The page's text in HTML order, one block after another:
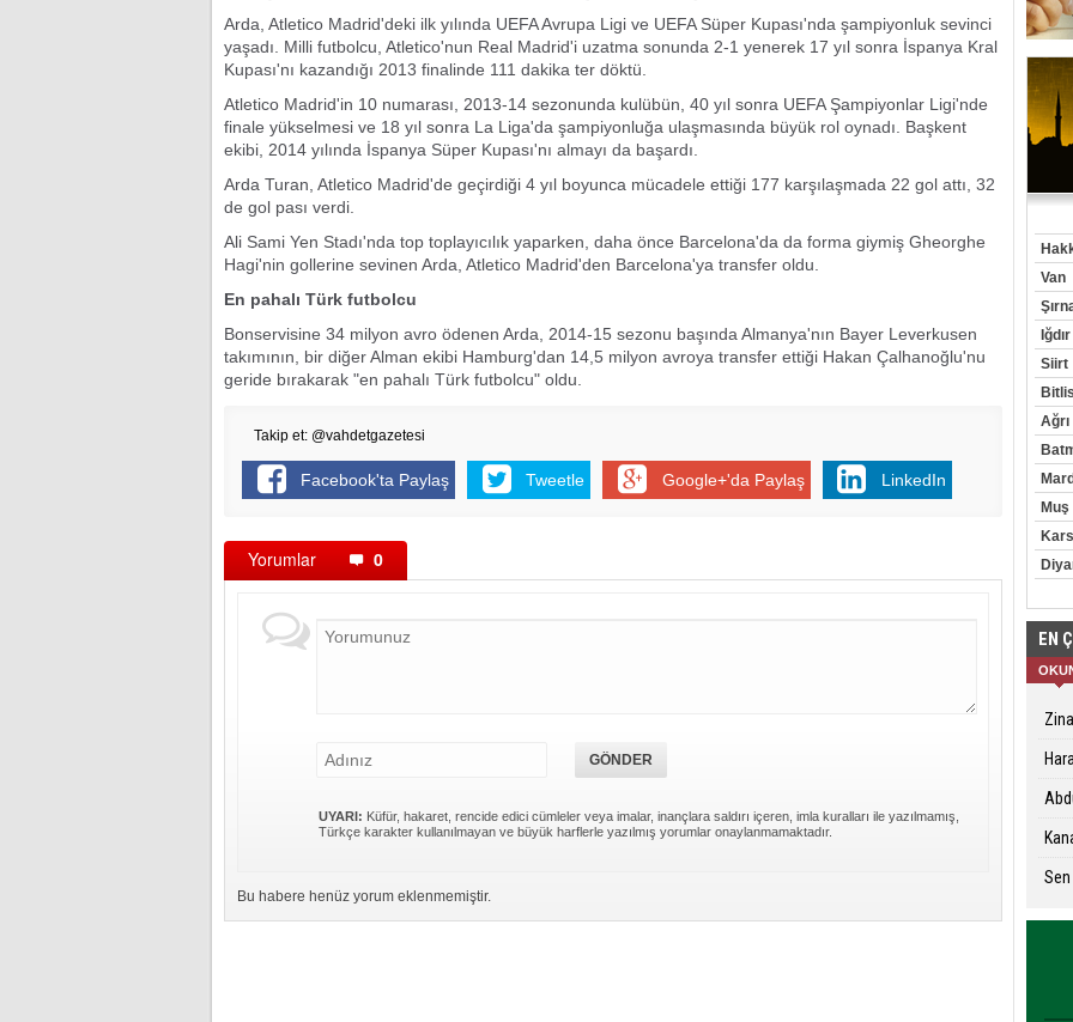
Arda, Atletico Madrid'deki ilk yılında UEFA Avrupa Ligi ve UEFA Süper Kupası'nda şampiyonluk sevinci
yaşadı. Milli futbolcu, Atletico'nun Real Madrid'i uzatma sonunda 2-1 yenerek 17 yıl sonra İspanya Kral
Kupası'nı kazandığı 2013 finalinde 111 dakika ter döktü.
Atletico Madrid'in 10 numarası, 2013-14 sezonunda kulübün, 40 yıl sonra UEFA Şampiyonlar Ligi'nde
finale yükselmesi ve 18 yıl sonra La Liga'da şampiyonluğa ulaşmasında büyük rol oynadı. Başkent
ekibi, 2014 yılında İspanya Süper Kupası'nı almayı da başardı.
Arda Turan, Atletico Madrid'de geçirdiği 4 yıl boyunca mücadele ettiği 177 karşılaşmada 22 gol attı, 32
de gol pası verdi.
Ali Sami Yen Stadı'nda top toplayıcılık yaparken, daha önce Barcelona'da da forma giymiş Gheorghe
Hagi'nin gollerine sevinen Arda, Atletico Madrid'den Barcelona'ya transfer oldu.
En pahalı Türk futbolcu
Bonservisine 34 milyon avro ödenen Arda, 2014-15 sezonu başında Almanya'nın Bayer Leverkusen
takımının, bir diğer Alman ekibi Hamburg'dan 14,5 milyon avroya transfer ettiği Hakan Çalhanoğlu'nu
geride bırakarak "en pahalı Türk futbolcu" oldu.
Takip et: @vahdetgazetesi
Facebook'ta Paylaş Tweetle Google+'da Paylaş LinkedIn
Yorumlar 0
UYARI: Küfür, hakaret, rencide edici cümleler veya imalar, inançlara saldırı içeren, imla kuralları ile yazılmamış,
Türkçe karakter kullanılmayan ve büyük harflerle yazılmış yorumlar onaylanmamaktadır.
Bu habere henüz yorum eklenmemiştir.
Van
Iğdır
Siirt
Bitlis
Ağrı
Muş
Kars
EN